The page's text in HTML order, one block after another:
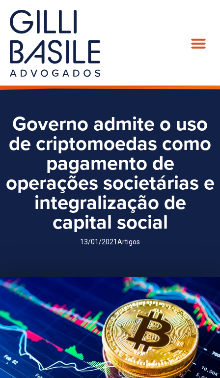
Governo admite o uso
de criptomoedas como
pagamento de
operações societárias e
integralização de
capital social
13/01/2021Artigos